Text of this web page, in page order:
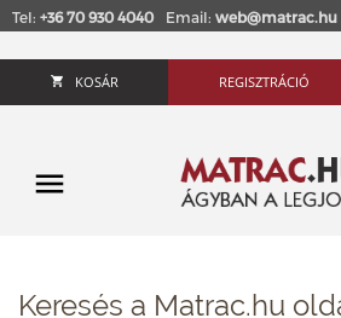
Tel: +36 70 930 4040 Email: web@matrac.hu
KOSÁR REGISZTRÁCIÓ
Keresés a Matrac.hu